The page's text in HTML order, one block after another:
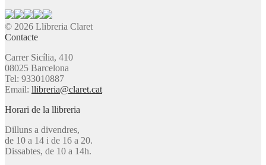
© 2026 Llibreria Claret
Contacte
Carrer Sicília, 410
08025 Barcelona
Tel: 933010887
Email: llibreria@claret.cat
Horari de la llibreria
Dilluns a divendres,
de 10 a 14 i de 16 a 20.
Dissabtes, de 10 a 14h.